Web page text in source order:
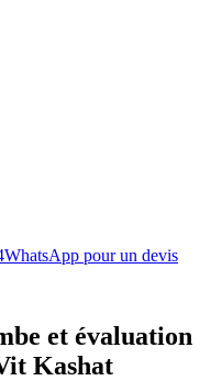
WhatsApp pour un devis
et évaluation
Kashat